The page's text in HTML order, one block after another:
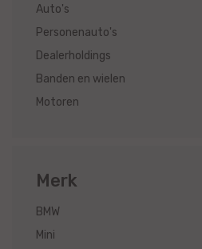
Auto's
Personenauto's
Dealerholdings
Banden en wielen
Motoren
Merk
BMW
Mini